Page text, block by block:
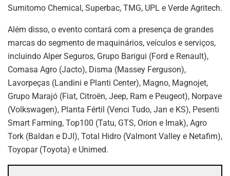
Sumitomo Chemical, Superbac, TMG, UPL e Verde Agritech.
Além disso, o evento contará com a presença de grandes
marcas do segmento de maquinários, veículos e serviços,
incluindo Alper Seguros, Grupo Barigui (Ford e Renault),
Comasa Agro (Jacto), Disma (Massey Ferguson),
Lavorpeças (Landini e Planti Center), Magno, Magnojet,
Grupo Marajó (Fiat, Citroën, Jeep, Ram e Peugeot), Norpave
(Volkswagen), Planta Fértil (Venci Tudo, Jan e KS), Pesenti
Smart Farming, Top100 (Tatu, GTS, Orion e Imak), Agro
Tork (Baldan e DJI), Total Hidro (Valmont Valley e Netafim),
Toyopar (Toyota) e Unimed.